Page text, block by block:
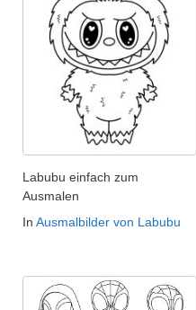
Labubu einfach zum
Ausmalen
In Ausmalbilder von Labubu